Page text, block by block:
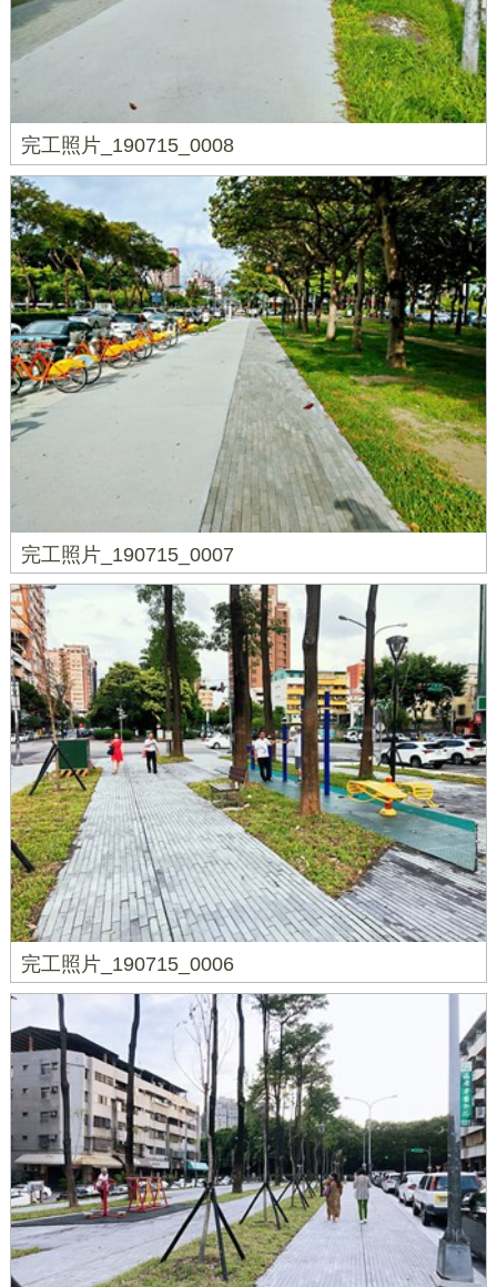
完工照片_190715_0008
完工照片_190715_0007
完工照片_190715_0006